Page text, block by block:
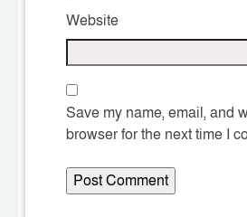
Website
Save my name, email, and
browser for the next time I